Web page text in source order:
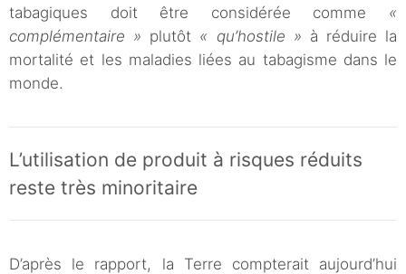
tabagiques doit être considérée comme «
complémentaire » plutôt « qu’hostile » à réduire la
mortalité et les maladies liées au tabagisme dans le
monde.
L’utilisation de produit à risques réduits
reste très minoritaire
D’après le rapport, la Terre compterait aujourd’hui